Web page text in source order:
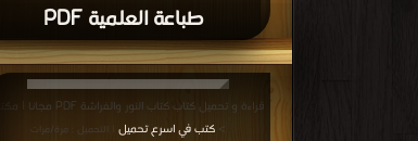
طباعة العلمية PDF
قراءة و تحميل كتاب كتاب النور والفراشة PDF مجانا | مكتبة
> كتب في اسرع تحميل | التحميل : مرة/مرات